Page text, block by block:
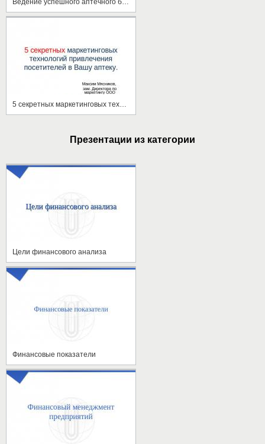
Презентации из категории
Цели финансового анализа
Финансовые показатели